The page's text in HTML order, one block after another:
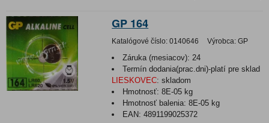
GP 164
Katalógové číslo: 0140646 Výrobca: GP
Záruka (mesiacov): 24
Termín dodania(prac.dni)-platí pre sklad
LIESKOVEC: skladom
Hmotnosť:8E-05 kg
Hmotnosť balenia:8E-05 kg
EAN:4891199025372